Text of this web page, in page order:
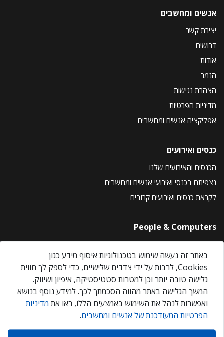
אנשים ומחשבים
יצירת קשר
דרושים
אודות
הנמר
הצהרת נגישות
מדיניות הפרטיות
אפליקציה אנשים ומחשבים
כנסים ואירועים
הכנסים והאירועים שלנו
נצפיתם בכנסי ואירועי אנשים ומחשבים
לקראת כנסים ואירועים קרובים
People & Computers
About Us
Privacy Policy
Contact Us
Our Events
אנשים ומחשבים © 2026 – כל הזכויות שמורות
באתר זה נעשה שימוש בטכנולוגיות איסוף מידע כגון
Cookies, לרבות על ידי צדדים שלישיים, כדי לספק לך חווית
גלישה טובה יותר וכן למטרות סטטיסטיקה, איפיון ושיווק.
המשך הגלישה באתר מהווה הסכמתך לכך. למידע נוסף בנושא
ואפשרות לנהל את השימוש באמצעים הללו, ראו את מדיניות
הפרטיות המעודכנת של אנשים ומחשבים.